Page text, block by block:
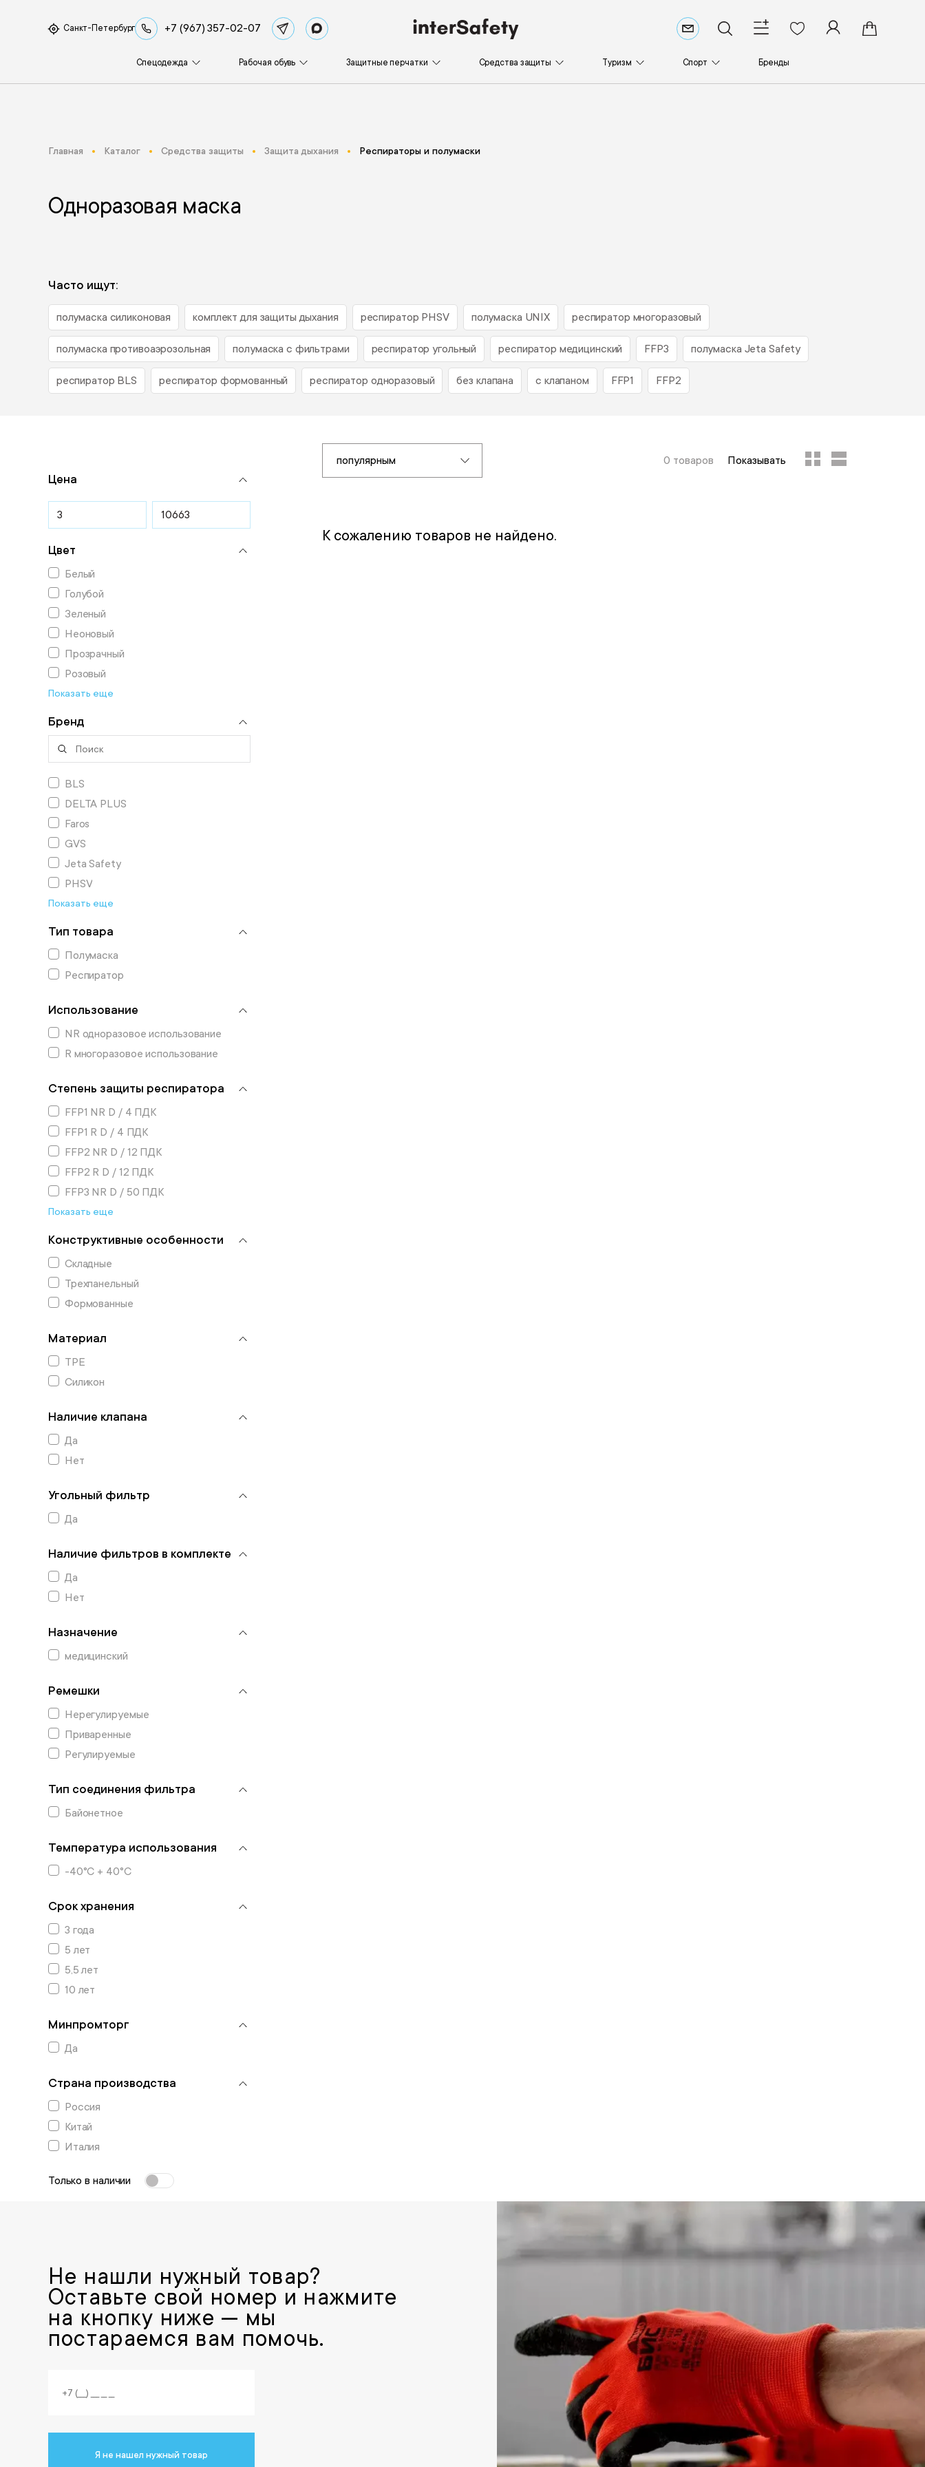
Санкт-Петербург +7 (967) 357-02-07
Спецодежда Рабочая обувь Защитные перчатки Средства защиты Туризм Спорт Бренды
Главная Каталог Средства защиты Защита дыхания Респираторы и полумаски
Одноразовая маска
Часто ищут:
полумаска силиконовая комплект для защиты дыхания респиратор PHSV полумаска UNIX респиратор многоразовый
полумаска противоаэрозольная полумаска с фильтрами респиратор угольный респиратор медицинский FFP3 полумаска Jeta Safety
респиратор BLS респиратор формованный респиратор одноразовый без клапана с клапаном FFP1 FFP2
Цена
Цвет
Белый
Голубой
Зеленый
Неоновый
Прозрачный
Розовый
Показать еще
Бренд
BLS
DELTA PLUS
Faros
GVS
Jeta Safety
PHSV
Показать еще
Тип товара
Полумаска
Респиратор
Использование
NR одноразовое использование
R многоразовое использование
Степень защиты респиратора
FFP1 NR D / 4 ПДК
FFP1 R D / 4 ПДК
FFP2 NR D / 12 ПДК
FFP2 R D / 12 ПДК
FFP3 NR D / 50 ПДК
Показать еще
Конструктивные особенности
Складные
Трехпанельный
Формованные
Материал
TPE
Силикон
Наличие клапана
Да
Нет
Угольный фильтр
Да
Наличие фильтров в комплекте
Да
Нет
Назначение
медицинский
Ремешки
Нерегулируемые
Приваренные
Регулируемые
Тип соединения фильтра
Байонетное
Температура использования
-40°C + 40°C
Срок хранения
3 года
5 лет
5,5 лет
10 лет
Минпромторг
Да
Страна производства
Россия
Китай
Италия
Только в наличии
популярным 0 товаров Показывать
К сожалению товаров не найдено.
Не нашли нужный товар?
Оставьте свой номер и нажмите
на кнопку ниже — мы
постараемся вам помочь.
Я не нашел нужный товар